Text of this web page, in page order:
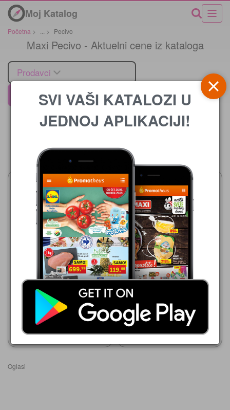
Moj Katalog
Početna > > Pecivo
Maxi Pecivo - Aktuelni cene iz kataloga
Prodavci
Cena
06.08.-26.08.2026
33,49 din
Krofna sa kajsija punjenjem
Prikaži katalog
Maxi
06.08.-12.08.2026
77,99 din
Somun sarajevski izduženi
300g
Prikaži katalog
Oglasi
SVI VAŠI KATALOZI U
JEDNOJ APLIKACIJI!